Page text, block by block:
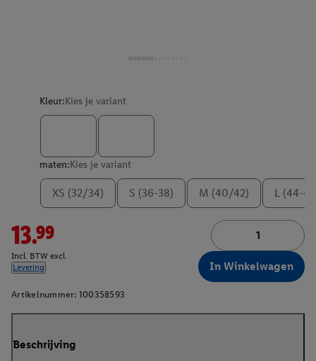
Kleur:Kies je variant
maten:Kies je variant
XS (32/34) S (36-38) M (40/42) L (44-
13.99
Incl. BTW excl.
Levering
In Winkelwagen
Artikelnummer: 100358593
Beschrijving